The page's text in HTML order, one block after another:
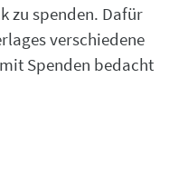
zu spenden. Dafür
verschiedene
Spenden bedacht